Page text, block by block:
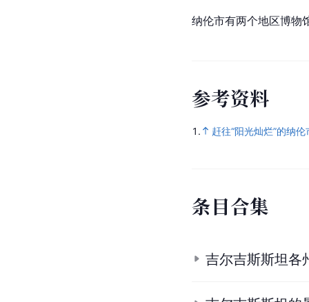
纳伦市有两个地区博物
参考资料
1. 赶往“阳光灿烂”的纳伦
条目合集
吉尔吉斯斯坦各